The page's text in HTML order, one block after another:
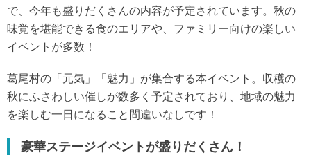
で、今年も盛りだくさんの内容が予定されています。秋の
味覚を堪能できる食のエリアや、ファミリー向けの楽しい
イベントが多数！
葛尾村の「元気」「魅力」が集合する本イベント。収穫の
秋にふさわしい催しが数多く予定されており、地域の魅力
を楽しむ一日になること間違いなしです！
豪華ステージイベントが盛りだくさん！